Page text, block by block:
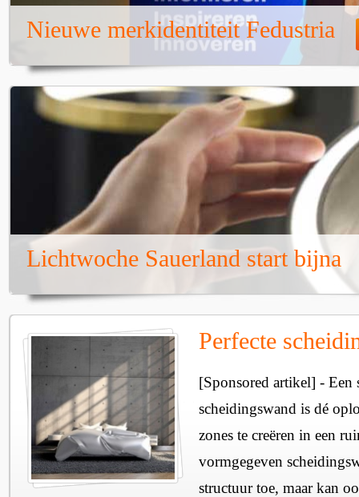
Nieuwe merkidentiteit Fedustria
Lichtwoche Sauerland start bijna
Perfecte
[Sponsored artikel] - Een
scheidingswand is dé
zones te creëren in een
vormgegeven
structuur toe, maar kan